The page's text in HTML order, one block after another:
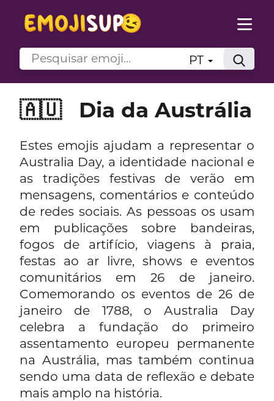
PT
🇦🇺 Dia da Austrália
Estes emojis ajudam a representar o
Australia Day, a identidade nacional e
as tradições festivas de verão em
mensagens, comentários e conteúdo
de redes sociais. As pessoas os usam
em publicações sobre bandeiras,
fogos de artifício, viagens à praia,
festas ao ar livre, shows e eventos
comunitários em 26 de janeiro.
Comemorando os eventos de 26 de
janeiro de 1788, o Australia Day
celebra a fundação do primeiro
assentamento europeu permanente
na Austrália, mas também continua
sendo uma data de reflexão e debate
mais amplo na história.